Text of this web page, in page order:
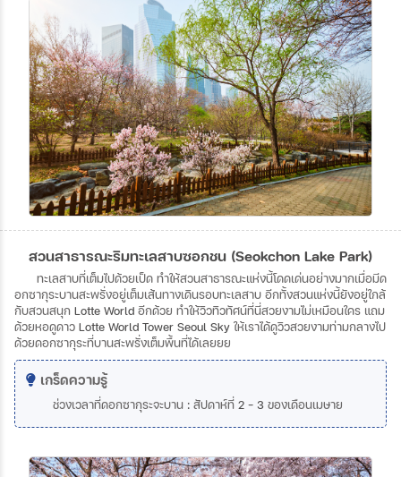
สวนสาธารณะริมทะเลสาบซอกชน (Seokchon Lake Park)
ทะเลสาบที่เต็มไปด้วยเป็ด ทำให้สวนสาธารณะแห่งนี้โดดเด่นอย่างมากเมื่อมีด
อกซากุระบานสะพรั่งอยู่เต็มเส้นทางเดินรอบทะเลสาบ อีกทั้งสวนแห่งนี้ยังอยู่ใกล้
กับสวนสนุก Lotte World อีกด้วย ทำให้วิวทิวทัศน์ที่นี่สวยงามไม่เหมือนใคร แถม
ด้วยหอดูดาว Lotte World Tower Seoul Sky ให้เราได้ดูวิวสวยงามท่ามกลางไป
ด้วยดอกซากุระที่บานสะพรั่งเต็มพื้นที่ได้เลยยย
เกร็ดความรู้
ช่วงเวลาที่ดอกซากุระจะบาน : สัปดาห์ที่ 2 - 3 ของเดือนเมษาย